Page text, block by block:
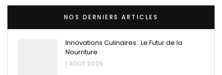
NOS DERNIERS ARTICLES
Innovations Culinaires : Le Futur de la
Nourriture
1 AOÛT 2025